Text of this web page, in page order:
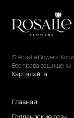
© Rosalie Flowers.
Все права защищены
Карта сайта
Главная